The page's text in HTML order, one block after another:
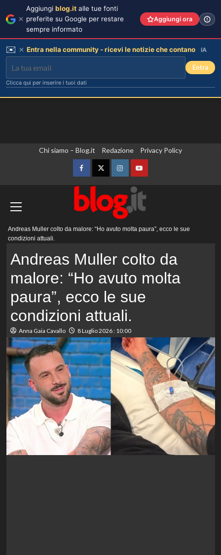
Chi siamo – Blog.it Redazione Privacy Policy
FacebookTwitterInstagramYouTube
principale
Andreas Muller colto da malore: “Ho avuto molta paura”, ecco le sue
condizioni attuali.
Andreas Muller colto da
malore: “Ho avuto molta
paura”, ecco le sue
condizioni attuali.
Anna Gaia Cavallo 8 Luglio 2026 : 10:00
Aggiungi blog.it alle tue fonti
preferite su Google per restare
sempre informato
Aggiungi ora
✉️ Entra nella community - ricevi le notizie che contano IA
Entra
Clicca qui per inserire i tuoi dati